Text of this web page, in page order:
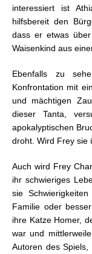
interessiert ist
hilfsbereit den
dass er etwas
Waisenkind aus
Ebenfalls zu
Konfrontation mit
und mächtigen
dieser Tanta,
apokalyptischen
droht. Wird Frey sie
Auch wird Frey
ihr schwieriges
sie
Familie oder
ihre Katze Homer,
war und
Autoren des Spiels,